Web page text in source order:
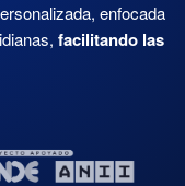
enfocada
facilitando las